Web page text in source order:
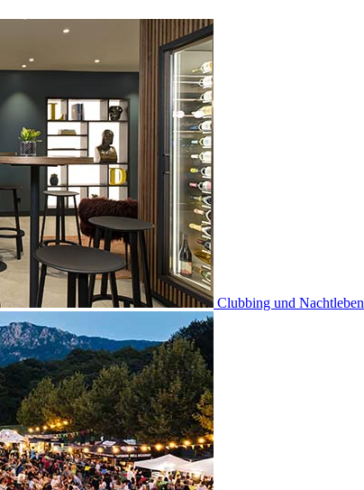
Clubbing und Nachtleben